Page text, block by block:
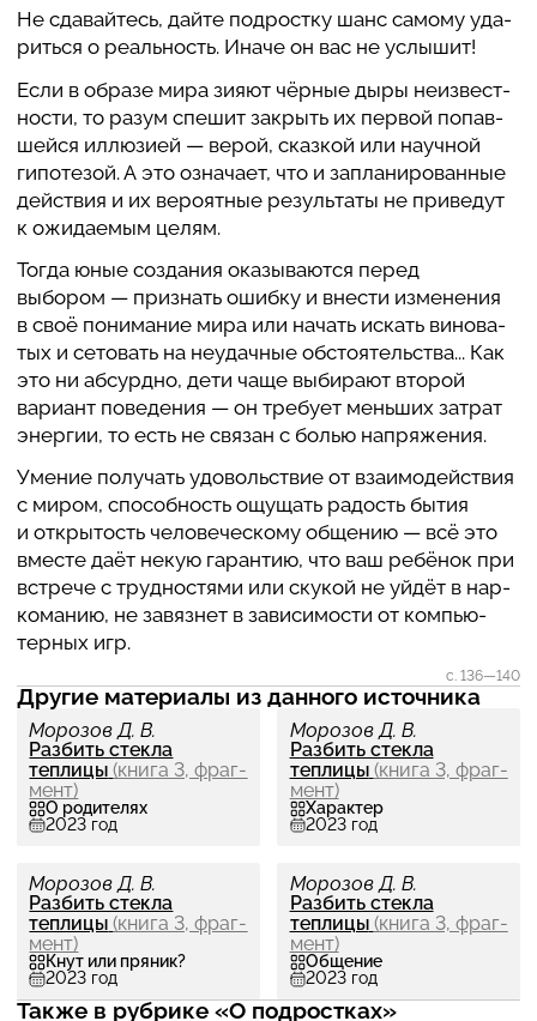
Не сда­вайтесь, дайте под­ростку шанс самому уда­
риться о реаль­ность. Иначе он вас не услышит!
Если в образе мира зияют чёрные дыры неиз­вест­
но­сти, то разум спешит закрыть их первой попав­
шейся иллю­зией — верой, сказкой или научной
гипо­те­зой. А это озна­чает, что и запла­ни­ро­ван­ные
действия и их веро­ят­ные резуль­таты не при­ве­дут
к ожи­да­е­мым целям.
Тогда юные соз­да­ния ока­зы­ва­ются перед
выбором — при­знать ошибку и внести изме­не­ния
в своё пони­ма­ние мира или начать искать вино­ва­
тых и сето­вать на неу­дач­ные обсто­я­тель­ства... Как
это ни абсур­дно, дети чаще выби­рают второй
вариант пове­де­ния — он требует меньших затрат
энергии, то есть не связан с болью напря­же­ния.
Умение полу­чать удо­воль­ствие от вза­и­мо­действия
с миром, спо­соб­ность ощущать радость бытия
и откры­то­сть чело­ве­че­скому общению — всё это
вместе даёт некую гаран­тию, что ваш ребёнок при
встрече с труд­но­стями или скукой не уйдёт в нар­
ко­ма­нию, не завяз­нет в зави­си­мо­сти от ком­пью­
тер­ных игр.
с. 136‍—‍140
Другие материалы из данного источника
Морозов Д. В.
Разбить стекла
теплицы (книга 3, фраг­
мент)
О родителях
2023 год
Морозов Д. В.
Разбить стекла
теплицы (книга 3, фраг­
мент)
Характер
2023 год
Морозов Д. В.
Разбить стекла
теплицы (книга 3, фраг­
мент)
Кнут или пряник?
2023 год
Морозов Д. В.
Разбить стекла
теплицы (книга 3, фраг­
мент)
Общение
2023 год
Также в рубрике «О подростках»